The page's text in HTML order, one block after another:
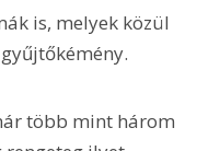
is, melyek közül
több mint három